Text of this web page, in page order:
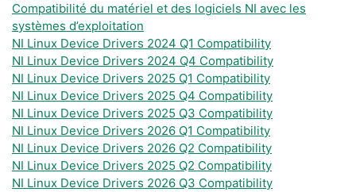
Compatibilité du matériel et des logiciels NI avec les
systèmes d’exploitation
NI Linux Device Drivers 2024 Q1 Compatibility
NI Linux Device Drivers 2024 Q4 Compatibility
NI Linux Device Drivers 2025 Q1 Compatibility
NI Linux Device Drivers 2025 Q4 Compatibility
NI Linux Device Drivers 2025 Q3 Compatibility
NI Linux Device Drivers 2026 Q1 Compatibility
NI Linux Device Drivers 2026 Q2 Compatibility
NI Linux Device Drivers 2025 Q2 Compatibility
NI Linux Device Drivers 2026 Q3 Compatibility